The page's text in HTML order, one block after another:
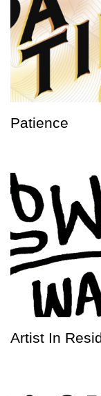
Patience
Artist In